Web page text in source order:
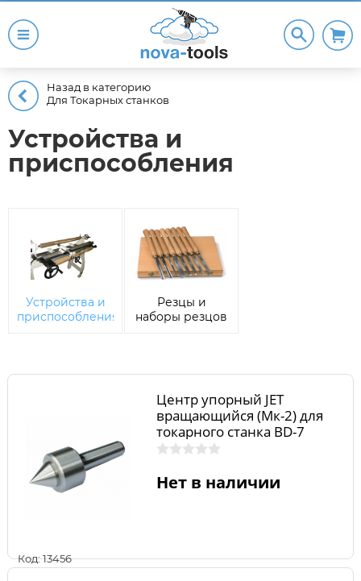
Назад в категорию
Для Токарных станков
Устройства и
приспособления
Устройства и
приспособления
Резцы и
наборы резцов
Код: 13456
Центр упорный JET
вращающийся (Мк-2) для
токарного станка BD-7
50000917
Нет в наличии